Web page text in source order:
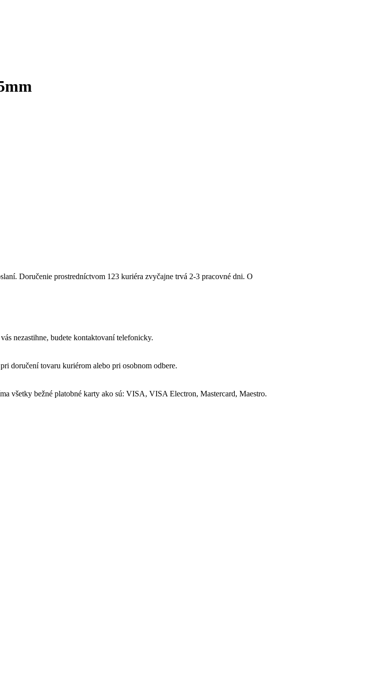
Doručenie prostredníctvom 123 kuriéra zvyčajne trvá 2-3 pracovné dni. O
nezastihne, budete kontaktovaní telefonicky.
pri doručení tovaru kuriérom alebo pri osobnom odbere.
všetky bežné platobné karty ako sú: VISA, VISA Electron, Mastercard, Maestro.